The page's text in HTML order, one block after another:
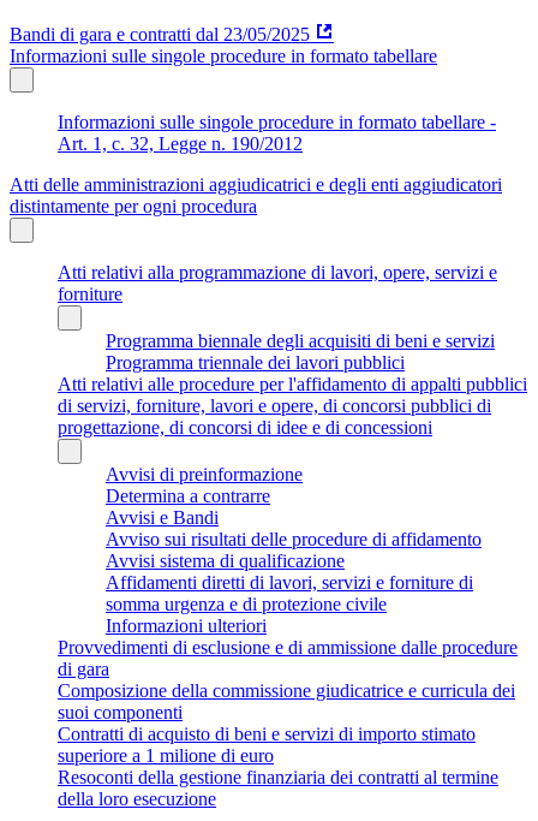
Bandi di gara e contratti dal 23/05/2025
Informazioni sulle singole procedure in formato tabellare
Informazioni sulle singole procedure in formato tabellare -
Art. 1, c. 32, Legge n. 190/2012
Atti delle amministrazioni aggiudicatrici e degli enti aggiudicatori
distintamente per ogni procedura
Atti relativi alla programmazione di lavori, opere, servizi e
forniture
Programma biennale degli acquisiti di beni e servizi
Programma triennale dei lavori pubblici
Atti relativi alle procedure per l'affidamento di appalti pubblici
di servizi, forniture, lavori e opere, di concorsi pubblici di
progettazione, di concorsi di idee e di concessioni
Avvisi di preinformazione
Determina a contrarre
Avvisi e Bandi
Avviso sui risultati delle procedure di affidamento
Avvisi sistema di qualificazione
Affidamenti diretti di lavori, servizi e forniture di
somma urgenza e di protezione civile
Informazioni ulteriori
Provvedimenti di esclusione e di ammissione dalle procedure
di gara
Composizione della commissione giudicatrice e curricula dei
suoi componenti
Contratti di acquisto di beni e servizi di importo stimato
superiore a 1 milione di euro
Resoconti della gestione finanziaria dei contratti al termine
della loro esecuzione